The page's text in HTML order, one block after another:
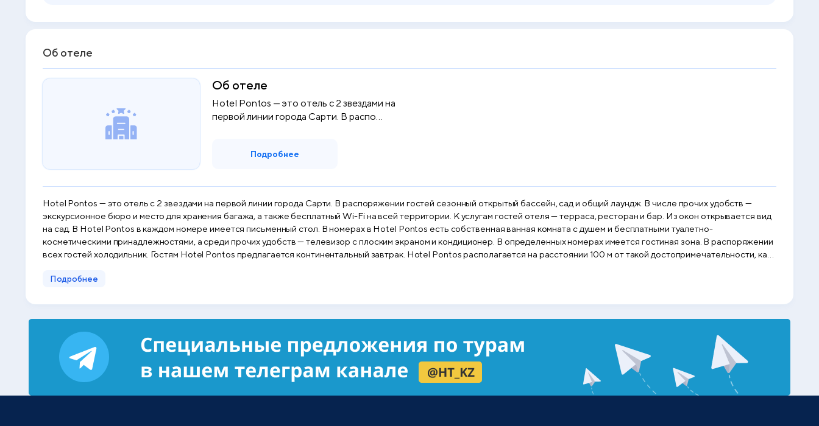
Об отеле
Об отеле
Hotel Pontos — это отель c 2 звездами на
первой линии города Сарти. В распо...
Подробнее
Hotel Pontos — это отель c 2 звездами на первой линии города Сарти. В распоряжении гостей сезонный открытый бассейн, сад и общий лаундж. В числе прочих удобств —
экскурсионное бюро и место для хранения багажа, а также бесплатный Wi-Fi на всей территории. К услугам гостей отеля — терраса, ресторан и бар. Из окон открывается вид
на сад. В Hotel Pontos в каждом номере имеется письменный стол. В номерах в Hotel Pontos есть собственная ванная комната с душем и бесплатными туалетно-
косметическими принадлежностями, а среди прочих удобств — телевизор с плоским экраном и кондиционер. В определенных номерах имеется гостиная зона. В распоряжении
всех гостей холодильник. Гостям Hotel Pontos предлагается континентальный завтрак. Hotel Pontos располагается на расстоянии 100 м от такой достопримечательности, как
Подробнее